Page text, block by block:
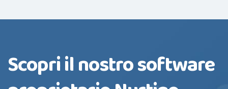
Scopri il nostro software